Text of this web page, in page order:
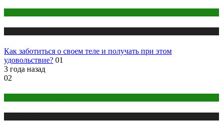
Как заботиться о своем теле и получать при этом
удовольствие? 01
3 года назад
02